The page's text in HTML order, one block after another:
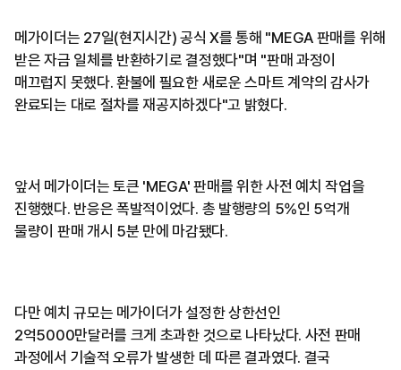
메가이더는 27일(현지시간) 공식 X를 통해 "MEGA 판매를 위해
받은 자금 일체를 반환하기로 결정했다"며 "판매 과정이
매끄럽지 못했다. 환불에 필요한 새로운 스마트 계약의 감사가
완료되는 대로 절차를 재공지하겠다"고 밝혔다.
앞서 메가이더는 토큰 'MEGA' 판매를 위한 사전 예치 작업을
진행했다. 반응은 폭발적이었다. 총 발행량의 5%인 5억개
물량이 판매 개시 5분 만에 마감됐다.
다만 예치 규모는 메가이더가 설정한 상한선인
2억5000만달러를 크게 초과한 것으로 나타났다. 사전 판매
과정에서 기술적 오류가 발생한 데 따른 결과였다. 결국